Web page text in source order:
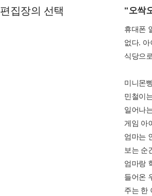
편집장의 선택 "오싹
휴대폰
없다.
식당으
미니몬
민철이
일어나
게임 아
엄마는
보는 순
엄마랑
들어온
주는 한